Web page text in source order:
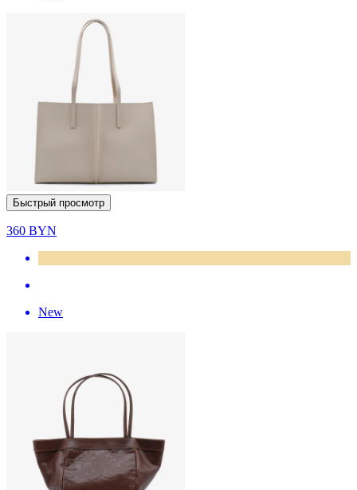
Быстрый просмотр
360 BYN
New